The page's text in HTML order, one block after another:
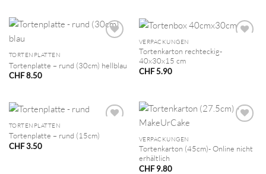
TORTENPLATTEN
Tortenplatte – rund (30cm) hellblau
CHF8.50
VERPACKUNGEN
Tortenkarton rechteckig-
40x30x15 cm
CHF5.90
TORTENPLATTEN
Tortenplatte – rund (15cm)
CHF3.50
VERPACKUNGEN
Tortenkarton (45cm)- Online nicht
erhältlich
CHF9.80